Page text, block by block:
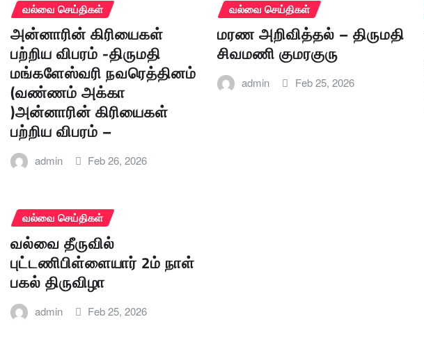
வல்வை செய்திகள்
அன்னாரின் கிரியைகள்
பற்றிய விபரம் -திருமதி
மங்களேஸ்வரி நவரெத்தினம்
(வண்ணம் அக்கா
)அன்னாரின் கிரியைகள்
பற்றிய விபரம் –
admin Feb 26, 2026
வல்வை செய்திகள்
மரண அறிவித்தல் – திருமதி
சிவமணி குமரகுரு
admin Feb 25, 2026
வல்வை செய்திகள்
வல்வை தீருவில்
புட்டணிபிள்ளையார் 2ம் நாள்
பகல் திருவிழா
admin Feb 25, 2026